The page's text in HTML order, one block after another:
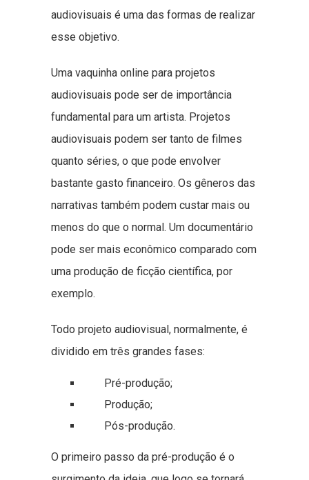
audiovisuais é uma das formas de realizar
esse objetivo.
Uma vaquinha online para projetos
audiovisuais pode ser de importância
fundamental para um artista. Projetos
audiovisuais podem ser tanto de filmes
quanto séries, o que pode envolver
bastante gasto financeiro. Os gêneros das
narrativas também podem custar mais ou
menos do que o normal. Um documentário
pode ser mais econômico comparado com
uma produção de ficção científica, por
exemplo.
Todo projeto audiovisual, normalmente, é
dividido em três grandes fases:
Pré-produção;
Produção;
Pós-produção.
O primeiro passo da pré-produção é o